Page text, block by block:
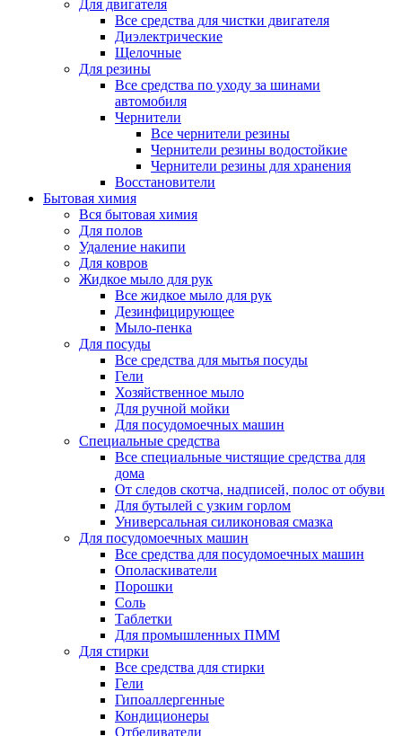
Для двигателя
Все средства для чистки двигателя
Диэлектрические
Щелочные
Для резины
Все средства по уходу за шинами
автомобиля
Чернители
Все чернители резины
Чернители резины водостойкие
Чернители резины для хранения
Восстановители
Бытовая химия
Вся бытовая химия
Для полов
Удаление накипи
Для ковров
Жидкое мыло для рук
Все жидкое мыло для рук
Дезинфицирующее
Мыло-пенка
Для посуды
Все средства для мытья посуды
Гели
Хозяйственное мыло
Для ручной мойки
Для посудомоечных машин
Специальные средства
Все специальные чистящие средства для
дома
От следов скотча, надписей, полос от обуви
Для бутылей с узким горлом
Универсальная силиконовая смазка
Для посудомоечных машин
Все средства для посудомоечных машин
Ополаскиватели
Порошки
Соль
Таблетки
Для промышленных ПММ
Для стирки
Все средства для стирки
Гели
Гипоаллергенные
Кондиционеры
Отбеливатели